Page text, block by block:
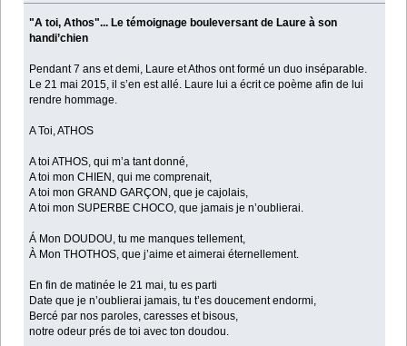
"A toi, Athos"... Le témoignage bouleversant de Laure à son
handi’chien
Pendant 7 ans et demi, Laure et Athos ont formé un duo inséparable.
Le 21 mai 2015, il s’en est allé. Laure lui a écrit ce poème afin de lui
rendre hommage.
A Toi, ATHOS
A toi ATHOS, qui m’a tant donné,
A toi mon CHIEN, qui me comprenait,
A toi mon GRAND GARÇON, que je cajolais,
A toi mon SUPERBE CHOCO, que jamais je n’oublierai.
Á Mon DOUDOU, tu me manques tellement,
À Mon THOTHOS, que j’aime et aimerai éternellement.
En fin de matinée le 21 mai, tu es parti
Date que je n’oublierai jamais, tu t’es doucement endormi,
Bercé par nos paroles, caresses et bisous,
notre odeur prés de toi avec ton doudou.